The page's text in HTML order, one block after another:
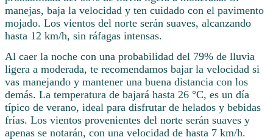
manejas, baja la velocidad y ten cuidado con el pavimento
mojado. Los vientos del norte serán suaves, alcanzando
hasta 12 km/h, sin ráfagas intensas.
Al caer la noche con una probabilidad del 79% de lluvia
ligera a moderada, te recomendamos bajar la velocidad si
vas manejando y mantener una buena distancia con los
demás. La temperatura de bajará hasta 26 °C, es un día
típico de verano, ideal para disfrutar de helados y bebidas
frías. Los vientos provenientes del norte serán suaves y
apenas se notarán, con una velocidad de hasta 7 km/h.